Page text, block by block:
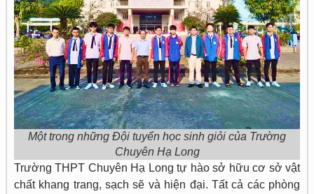
Một trong những Đội tuyển học sinh giỏi của Trường
Chuyên Hạ Long
Trường THPT Chuyên Hạ Long tự hào sở hữu cơ sở vật
chất khang trang, sạch sẽ và hiện đại. Tất cả các phòng